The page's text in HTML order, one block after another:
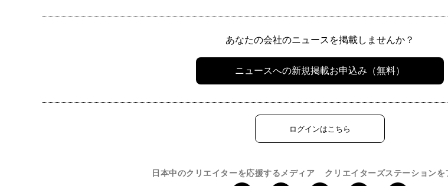
あなたの会社のニュースを掲載しませんか？
ニュースへの新規掲載お申込み（無料）
ログインはこちら
日本中のクリエイターを応援するメディア クリエイターズステーションを